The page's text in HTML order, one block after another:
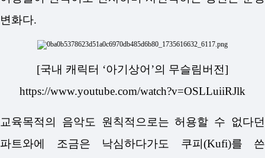
변화다.
[국내 캐릭터 ‘아기상어’의 무슬림버전]
https://www.youtube.com/watch?v=OSLLuiiRJlk
교육목적의 음악도 원칙적으로는 허용할 수 없다던
파트와에 조금은 낙심하다가도 쿠피(Kufi)를 쓴